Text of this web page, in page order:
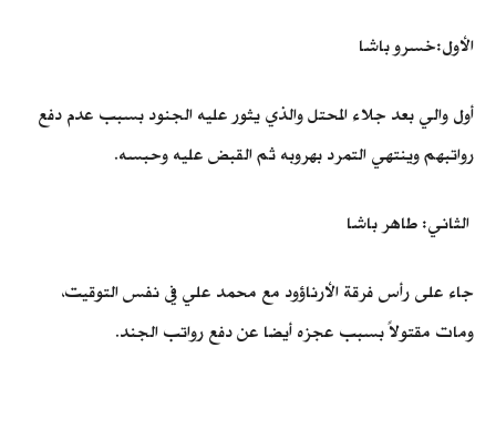
الأول:خسرو باشا
أول والي بعد جلاء المحتل والذي يثور عليه الجنود بسبب عدم دفع
رواتبهم وينتهي التمرد بهروبه ثم القبض عليه وحبسه.
الثاني: طاهر باشا
جاء على رأس فرقة الأرناؤود مع محمد علي في نفس التوقيت،
ومات مقتولاً بسبب عجزه أيضا عن دفع رواتب الجند.